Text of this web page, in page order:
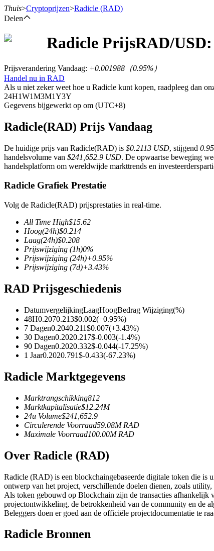
Termijncontracten
USDT-futures
Futures met USDT als onderpand
COIN-M-futures
Cryptocurrency-futures
TradFi
Derivaten voor aandelen, forex, edelmetalen en grondstoffen
Futures met USDC als onderpand
Thuis>Cryptoprijzen>Radicle (RAD)
Delen
Radicle PrijsRAD/
Prijsverandering Vandaag: +0.001988 （0.95%）
Handel nu in RAD
Als u niet zeker weet hoe u Radicle kunt kopen, raadpleeg dan
24H1W1M3M1Y3Y
Gegevens bijgewerkt op om (UTC+8)
Radicle(RAD) Prijs Vandaag
De huidige prijs van Radicle(RAD) is $0.2113 USD, stijgend
handelsvolume van $241,652.9 USD. De opwaartse beweging
handelsplatform om wereldwijde markttrends en
Radicle Grafiek Prestatie
Volg de Radicle(RAD) prijsprestaties in real-time.
All Time High$15.62
Hoog(24h)$0.214
Laag(24h)$0.208
Prijswijziging (1h)0%
Prijswijziging (24h)+0.95%
Prijswijziging (7d)+3.43%
RAD Prijsgeschiedenis
DatumvergelijkingLaagHoogBedrag Wijziging(%)
48H0.2070.213$0.002(+0.95%)
7 Dagen0.2040.211$0.007(+3.43%)
30 Dagen0.2020.217$-0.003(-1.4%)
90 Dagen0.2020.332$-0.044(-17.25%)
1 Jaar0.2020.791$-0.433(-67.23%)
Radicle Marktgegevens
Marktrangschikking812
Marktkapitalisatie$12.24M
24u Volume$241,652.9
Circulerende Voorraad59.08M RAD
Maximale Voorraad100.00M RAD
Over Radicle (RAD)
Radicle (RAD) is een blockchaingebaseerde digitale token die is
ontwerp van het project, verschillende doelen dienen, zoals utility,
Als token gebouwd op Blockchain zijn de transacties afhankelijk
projectontwikkeling, de betrokkenheid van de community en de
Beleggers doen er goed aan de officiële projectdocumentatie te
Radicle Bronnen